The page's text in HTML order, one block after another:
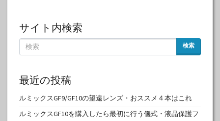
サイト内検索
検索
最近の投稿
ルミックスGF9/GF10の望遠レンズ・おススメ４本はこれ
ルミックスGF10を購入したら最初に行う儀式・液晶保護フ